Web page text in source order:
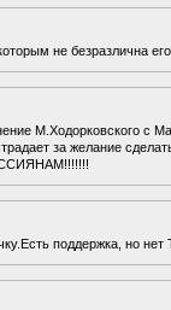
не безразлична
М.Ходорковского
за желание
поддержка, но